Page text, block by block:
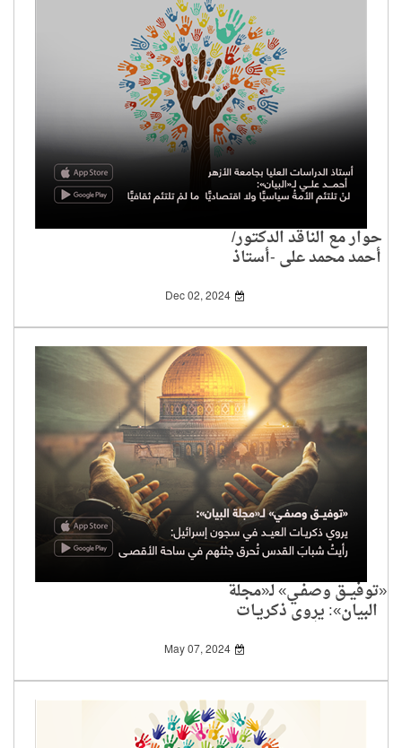
حوار مع الناقد الدكتور/
أحمد محمد علي -أستاذ
البلاغة والنقد بكلية
الدراسات العليا بجامعة Dec 02, 2024
«توفيــق وصفـي» لـ«مجلة
البيان»: يروي ذكريـات
العيــد في سجون
May 07, 2024